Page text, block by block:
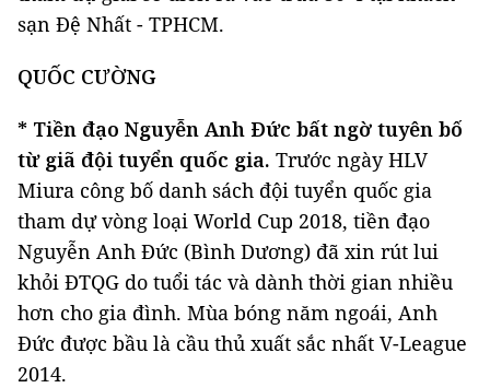
sạn Đệ Nhất - TPHCM.
QUỐC CƯỜNG
* Tiền đạo Nguyễn Anh Đức bất ngờ tuyên bố
từ giã đội tuyển quốc gia. Trước ngày HLV
Miura công bố danh sách đội tuyển quốc gia
tham dự vòng loại World Cup 2018, tiền đạo
Nguyễn Anh Đức (Bình Dương) đã xin rút lui
khỏi ĐTQG do tuổi tác và dành thời gian nhiều
hơn cho gia đình. Mùa bóng năm ngoái, Anh
Đức được bầu là cầu thủ xuất sắc nhất V-League
2014.